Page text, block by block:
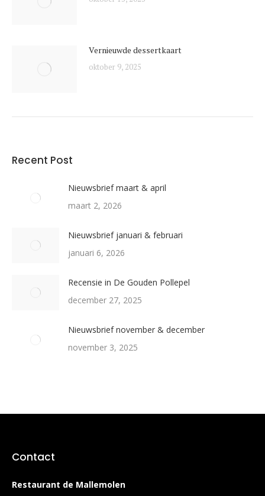
Vernieuwde dessertkaart
oktober 9, 2025
Recent Post
Nieuwsbrief maart & april
maart 2, 2026
Nieuwsbrief januari & februari
januari 6, 2026
Recensie in De Gouden Pollepel
december 27, 2025
Nieuwsbrief november & december
november 3, 2025
Contact
Restaurant de Mallemolen